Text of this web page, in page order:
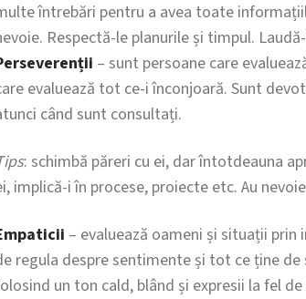
întrebări pentru a avea toate
Respectă-le planurile și timpul.
– sunt persoane care
evaluează tot ce-i înconjoară. Sunt
când sunt consultați.
: schimbă păreri cu ei, dar întotdeauna
implică-i în procese, proiecte etc. Au
– evaluează oameni și situații
regula despre sentimente și tot ce ține
un ton cald, blând și expresii la fel de